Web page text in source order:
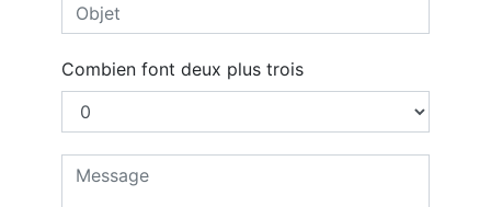
Combien font deux plus trois